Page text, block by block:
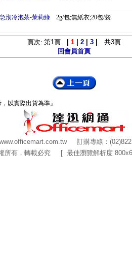
沏冷泡茶-茉莉綠
2g/包;無紙衣;20包/袋
頁次: 第1頁 1| 2| 3| 共3頁
回會員首頁
以實際出貨為準』
訂購專線：
所有，轉載必究 [ 最佳瀏覽解析度